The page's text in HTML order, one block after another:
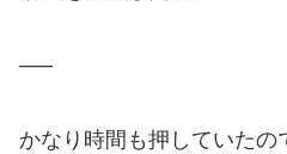
—–
かなり時間も押していた